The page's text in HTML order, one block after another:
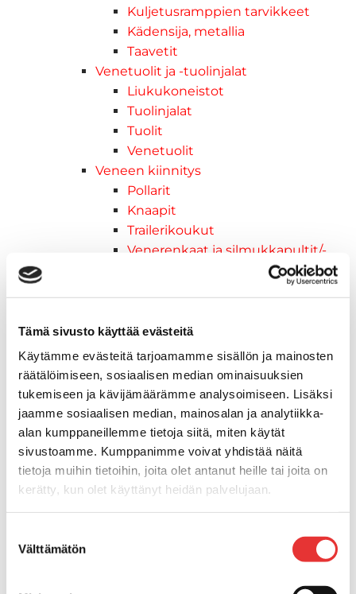
Tämä sivusto käyttää evästeitä
Käytämme evästeitä tarjoamamme sisällön ja mainosten
räätälöimiseen, sosiaalisen median ominaisuuksien
tukemiseen ja kävijämäärämme analysoimiseen. Lisäksi
jaamme sosiaalisen median, mainosalan ja analytiikka-
alan kumppaneillemme tietoja siitä, miten käytät
sivustoamme. Kumppanimme voivat yhdistää näitä
tietoja muihin tietoihin, joita olet antanut heille tai joita on
kerätty, kun olet käyttänyt heidän palvelujaan.
valinta
Välttämätön
Kuljetusramppien tarvikkeet
Kädensija, metallia
Taavetit
Venetuolit ja -tuolinjalat
Liukukoneistot
Tuolinjalat
Tuolit
Venetuolit
Veneen kiinnitys
Pollarit
Knaapit
Trailerikoukut
Venerenkaat ja silmukkapultit/-
Jätevesi
Kansiruuvikkeiden varaosat
Muoviseokset
Polttoaine
Kansiruuvikkeitten varaosat
Makea vesi
Keula- ja uimatasot
Uimatasot
Keulatasot